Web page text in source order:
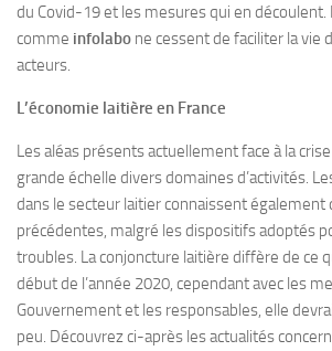
du Covid-19 et les mesures qui en découlent.
comme infolabo ne cessent de faciliter la vie
acteurs.
L’économie laitière en France
Les aléas présents actuellement face à la
grande échelle divers domaines d’activités.
dans le secteur laitier connaissent également
précédentes, malgré les dispositifs adoptés
troubles. La conjoncture laitière diffère de ce
début de l’année 2020, cependant avec les
Gouvernement et les responsables, elle
peu. Découvrez ci-après les actualités